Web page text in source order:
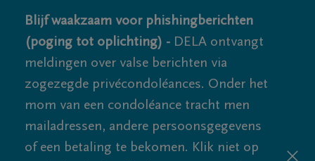
Blijf waakzaam voor phishingberichten
(poging tot oplichting) - DELA ontvangt
meldingen over valse berichten via
zogezegde privécondoléances. Onder het
mom van een condoléance tracht men
mailadressen, andere persoonsgegevens
of een betaling te bekomen. Klik niet op